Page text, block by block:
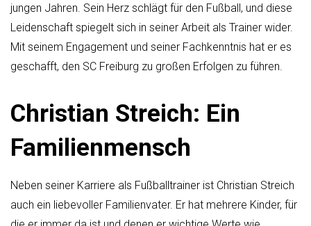
jungen Jahren. Sein Herz schlägt für den Fußball, und diese
Leidenschaft spiegelt sich in seiner Arbeit als Trainer wider.
Mit seinem Engagement und seiner Fachkenntnis hat er es
geschafft, den SC Freiburg zu großen Erfolgen zu führen.
Christian Streich: Ein
Familienmensch
Neben seiner Karriere als Fußballtrainer ist Christian Streich
auch ein liebevoller Familienvater. Er hat mehrere Kinder, für